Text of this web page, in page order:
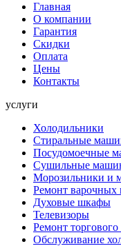
Главная
О компании
Гарантия
Скидки
Оплата
Цены
Контакты
услуги
Холодильники
Стиральные
Посудомоечные
Сушильные
Морозильники и
Ремонт варочных
Духовые шкафы
Телевизоры
Ремонт
Обслуживание